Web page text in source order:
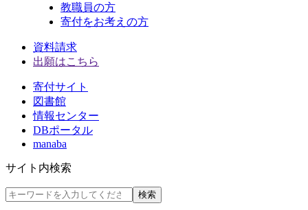
教職員の方
寄付をお考えの方
資料請求
出願はこちら
寄付サイト
図書館
情報センター
DBポータル
manaba
サイト内検索
検索